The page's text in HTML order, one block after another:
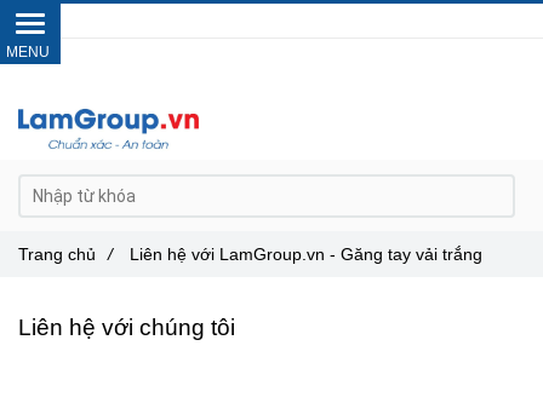
Liên hệ với chúng tôi
Trang chủ / Liên hệ với LamGroup.vn - Găng tay vải trắng